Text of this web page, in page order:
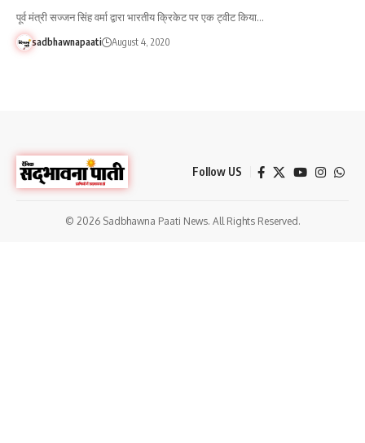
पूर्व मंत्री सज्जन सिंह वर्मा द्वारा भारतीय क्रिकेट पर एक ट्वीट किया…
sadbhawnapaati August 4, 2020
Follow US
© 2026 Sadbhawna Paati News. All Rights Reserved.